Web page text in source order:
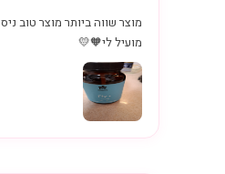
מוצר שווה ביותר מוצר טוב
מועיל לי🧡💛